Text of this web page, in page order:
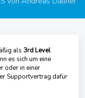
als 3rd Level
es sich um eine
oder in einer
Supportvertrag dafür